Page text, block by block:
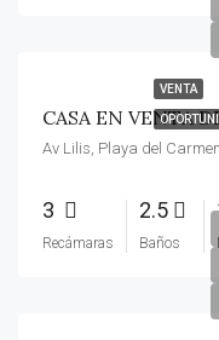
VENTA
Av Lilis, Playa del
3
Recámaras
2.5
Baños